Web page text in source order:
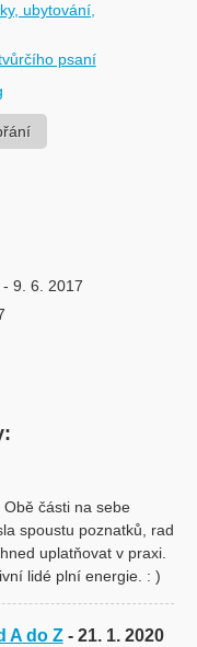
ubytování,
psaní
- 9. 6. 2017
části na sebe
spoustu poznatků, rad
uplatňovat v praxi.
lidé plní energie. : )
A do Z - 21. 1. 2020